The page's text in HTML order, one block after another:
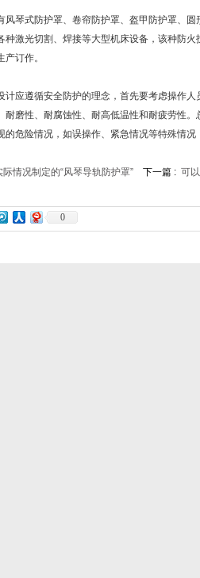
风琴式防护罩、卷帘防护罩、盔甲防护罩、
种激光切割、焊接等大型机床设备，该种防
订作。
计应遵循安全防护的理念，首先要考虑操作
耐磨性、耐腐蚀性、耐高低温性和耐疲劳性
危险情况，如误操作、紧急情况等特殊情况
情况制定的“风琴导轨防护罩”下一篇 : 可
0